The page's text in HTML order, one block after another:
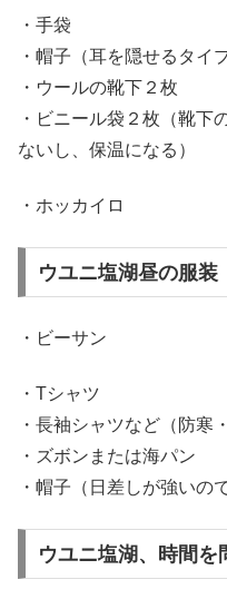
・手袋
・帽子（耳を隠せるタイプ
・ウールの靴下２枚
・ビニール袋２枚（靴下
ないし、保温になる）
・ホッカイロ
ウユニ塩湖昼の服装
・ビーサン
・Tシャツ
・長袖シャツなど（防寒
・ズボンまたは海パン
・帽子（日差しが強いので
ウユニ塩湖、時間を